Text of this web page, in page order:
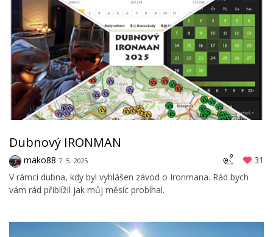
Dubnový IRONMAN
mako88 7. 5. 2025
31
V rámci dubna, kdy byl vyhlášen závod o Ironmana. Rád bych
vám rád přiblížil jak můj měsíc probíhal.